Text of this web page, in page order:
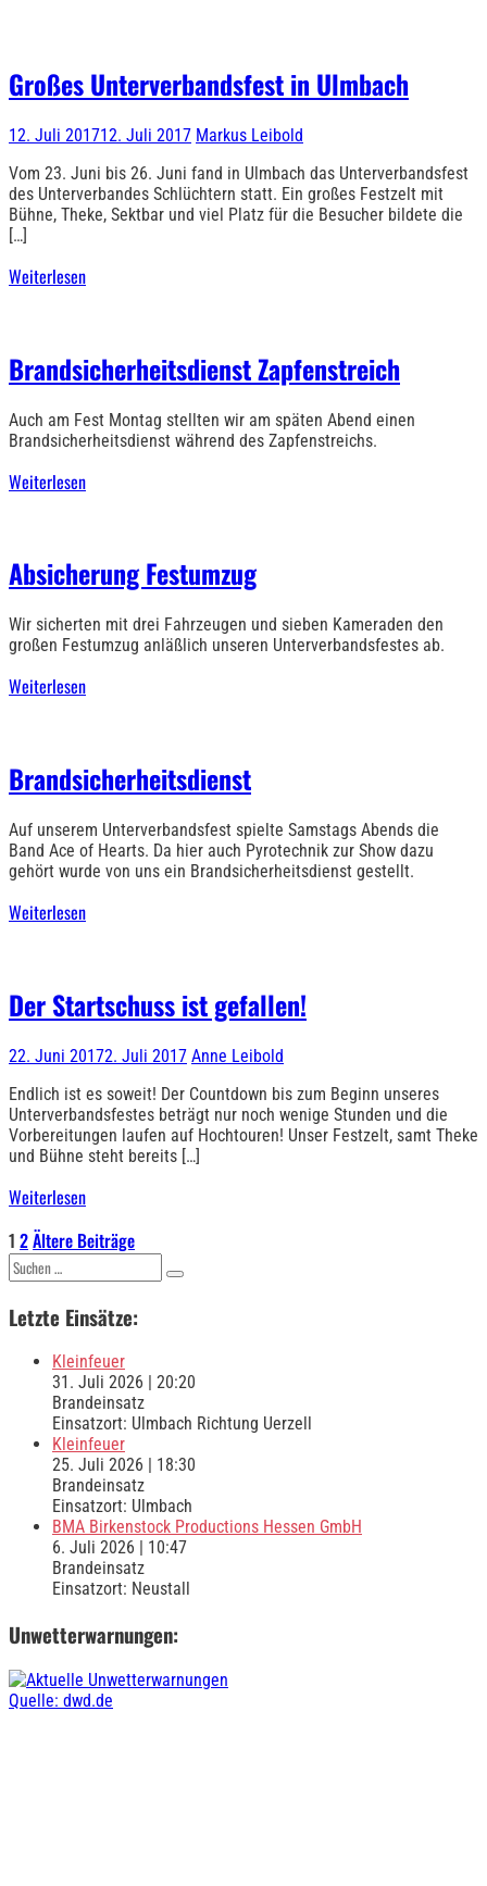
Großes Unterverbandsfest in Ulmbach
12. Juli 201712. Juli 2017 Markus Leibold
Vom 23. Juni bis 26. Juni fand in Ulmbach das Unterverbandsfest
des Unterverbandes Schlüchtern statt. Ein großes Festzelt mit
Bühne, Theke, Sektbar und viel Platz für die Besucher bildete die
[…]
Weiterlesen
Brandsicherheitsdienst Zapfenstreich
Auch am Fest Montag stellten wir am späten Abend einen
Brandsicherheitsdienst während des Zapfenstreichs.
Weiterlesen
Absicherung Festumzug
Wir sicherten mit drei Fahrzeugen und sieben Kameraden den
großen Festumzug anläßlich unseren Unterverbandsfestes ab.
Weiterlesen
Brandsicherheitsdienst
Auf unserem Unterverbandsfest spielte Samstags Abends die
Band Ace of Hearts. Da hier auch Pyrotechnik zur Show dazu
gehört wurde von uns ein Brandsicherheitsdienst gestellt.
Weiterlesen
Der Startschuss ist gefallen!
22. Juni 20172. Juli 2017 Anne Leibold
Endlich ist es soweit! Der Countdown bis zum Beginn unseres
Unterverbandsfestes beträgt nur noch wenige Stunden und die
Vorbereitungen laufen auf Hochtouren! Unser Festzelt, samt Theke
und Bühne steht bereits […]
Weiterlesen
Seitennummerierung
der
Beiträge
1 2Ältere Beiträge
Suchen
nach:
Letzte Einsätze:
Kleinfeuer
31. Juli 2026
20:20
Brandeinsatz
Einsatzort: Ulmbach Richtung Uerzell
Kleinfeuer
25. Juli 2026
18:30
Brandeinsatz
Einsatzort: Ulmbach
BMA Birkenstock Productions Hessen GmbH
6. Juli 2026
10:47
Brandeinsatz
Einsatzort: Neustall
Unwetterwarnungen:
Quelle: dwd.de